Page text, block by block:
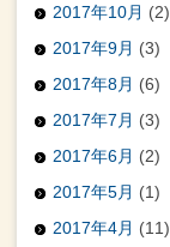
2017年10月 (2)
2017年9月 (3)
2017年8月 (6)
2017年7月 (3)
2017年6月 (2)
2017年5月 (1)
2017年4月 (11)